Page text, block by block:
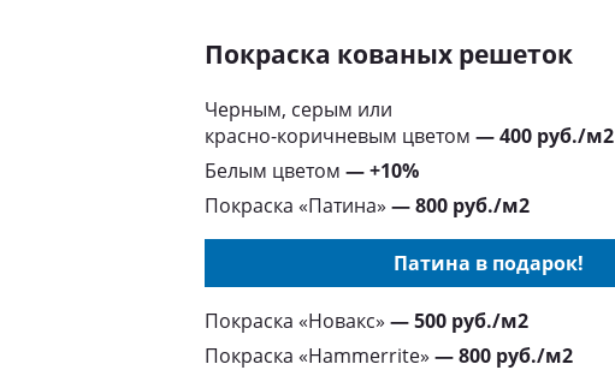
Покраска кованых решеток
Черным, серым или
красно-коричневым цветом— 400 руб./м2
Белым цветом— +10%
Покраска «Патина»— 800 руб./м2
Патина в подарок!
Покраска «Новакс»— 500 руб./м2
Покраска «Hammerrite»— 800 руб./м2